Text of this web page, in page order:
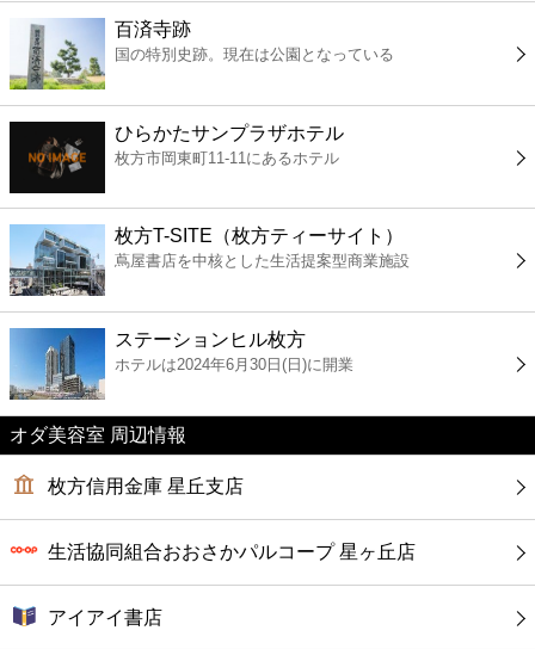
エンタメ
レジャー
書店
ファミレス
ファーストフード
カフェ
ショッピング
銀行
百済寺跡
国の特別史跡。現在は公園となっている
ひらかたサンプラザホテル
枚方市岡東町11-11にあるホテル
枚方T-SITE（枚方ティーサイト）
蔦屋書店を中核とした生活提案型商業施設
ステーションヒル枚方
ホテルは2024年6月30日(日)に開業
オダ美容室 周辺情報
枚方信用金庫 星丘支店
生活協同組合おおさかパルコープ 星ヶ丘店
アイアイ書店